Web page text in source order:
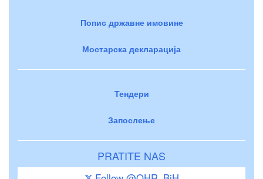
Попис државне имовине
Мостарска декларација
Тендери
Запослење
PRATITE NAS